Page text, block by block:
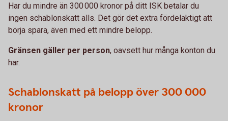
Har du mindre än 300 000 kronor på ditt ISK betalar du
ingen schablonskatt alls. Det gör det extra fördelaktigt att
börja spara, även med ett mindre belopp.
Gränsen gäller per person, oavsett hur många konton du
har.
Schablonskatt på belopp över 300 000
kronor